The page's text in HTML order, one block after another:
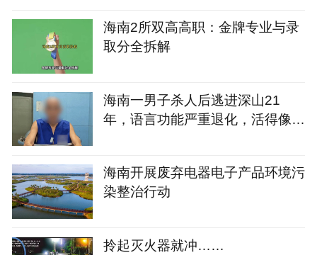
海南2所双高高职：金牌专业与录
取分全拆解
海南一男子杀人后逃进深山21
年，语言功能严重退化，活得像野
海南开展废弃电器电子产品环境污
染整治行动
拎起灭火器就冲……